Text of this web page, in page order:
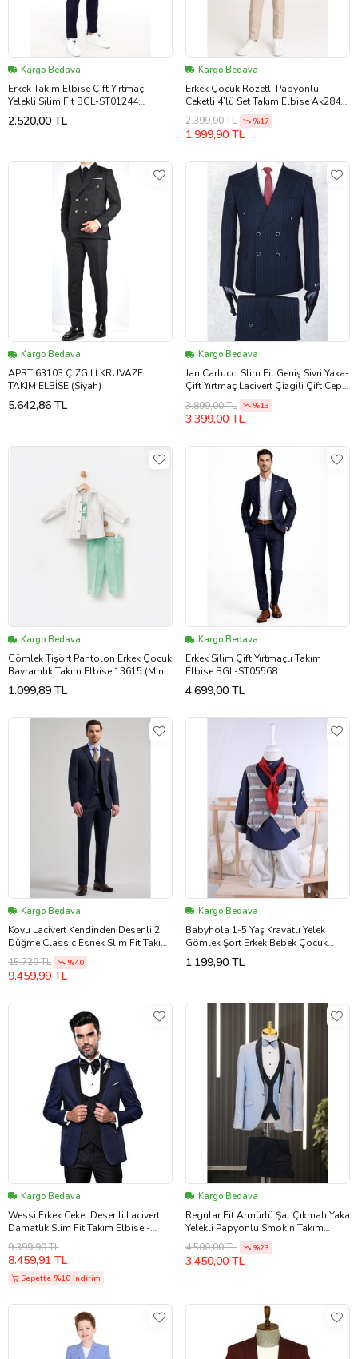
Kargo Bedava
Erkek Takım Elbise Çift Yırtmaç
Yelekli Silim Fit BGL-ST01244
(Lacivert)
2.520,00 TL
Kargo Bedava
Erkek Çocuk Rozetli Papyonlu
Ceketli 4’lü Set Takım Elbise Ak2840
(Bej)
2.399,90 TL %17
1.999,90 TL
Kargo Bedava
APRT 63103 ÇİZGİLİ KRUVAZE
TAKIM ELBİSE (Siyah)
5.642,86 TL
Kargo Bedava
Jan Carlucci Slim Fit Geniş Sivri Yaka-
Çift Yırtmaç Lacivert Çizgili Çift Cep
Kruvaze Drop 6 Takım Elbise
3.899,00 TL %13
3.399,00 TL
Kargo Bedava
Gömlek Tişört Pantolon Erkek Çocuk
Bayramlık Takım Elbise 13615 (Mint
Yeşil)
1.099,89 TL
Kargo Bedava
Erkek Silim Çift Yırtmaçlı Takım
Elbise BGL-ST05568
4.699,00 TL
Kargo Bedava
Koyu Lacivert Kendinden Desenli 2
Düğme Classic Esnek Slim Fit Takım
Elbise 1001250156
15.729 TL %40
9.459,99 TL
Kargo Bedava
Babyhola 1-5 Yaş Kravatlı Yelek
Gömlek Şort Erkek Bebek Çocuk
Bayramlık Takım Elbise Denizci
Çapa Desenli 2715
1.199,90 TL
Kargo Bedava
Wessi Erkek Ceket Desenli Lacivert
Damatlık Slim Fit Takım Elbise -
Wessi
9.399,90 TL
8.459,91 TL
Sepette %10 İndirim
Kargo Bedava
Regular Fit Armürlü Şal Çıkmalı Yaka
Yelekli Papyonlu Smokin Takım
Elbise (Açık Mavi)
4.500,00 TL %23
3.450,00 TL